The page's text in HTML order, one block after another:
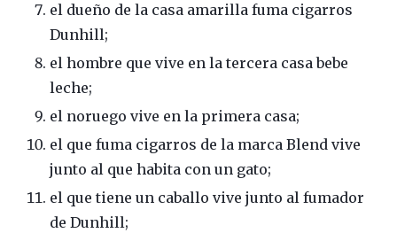
el dueño de la casa amarilla fuma cigarros
Dunhill;
el hombre que vive en la tercera casa bebe
leche;
el noruego vive en la primera casa;
el que fuma cigarros de la marca Blend vive
junto al que habita con un gato;
el que tiene un caballo vive junto al fumador
de Dunhill;